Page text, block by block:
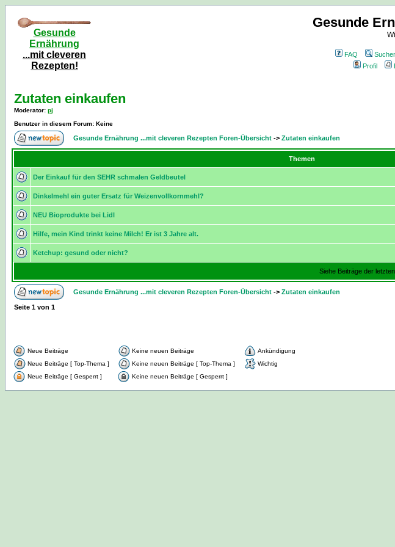
Gesunde
Ernährung
...mit cleveren
Rezepten!
Gesunde
FAQ
Profil
Zutaten einkaufen
Moderator: pj
Benutzer in diesem Forum: Keine
Gesunde Ernährung ...mit cleveren Rezepten Foren-Übersicht -> Zutaten einkaufen
Themen
Der Einkauf für den SEHR schmalen Geldbeutel
Dinkelmehl ein guter Ersatz für Weizenvollkornmehl?
NEU Bioprodukte bei Lidl
Hilfe, mein Kind trinkt keine Milch! Er ist 3 Jahre alt.
Ketchup: gesund oder nicht?
Siehe Beiträge der
Gesunde Ernährung ...mit cleveren Rezepten Foren-Übersicht -> Zutaten einkaufen
Seite 1 von 1
Neue Beiträge Keine neuen Beiträge
Ankündigung
Neue Beiträge [ Top-Thema ]
Keine neuen Beiträge [ Top-Thema ]
Wichtig
Neue Beiträge [ Gesperrt ]
Keine neuen Beiträge [ Gesperrt ]